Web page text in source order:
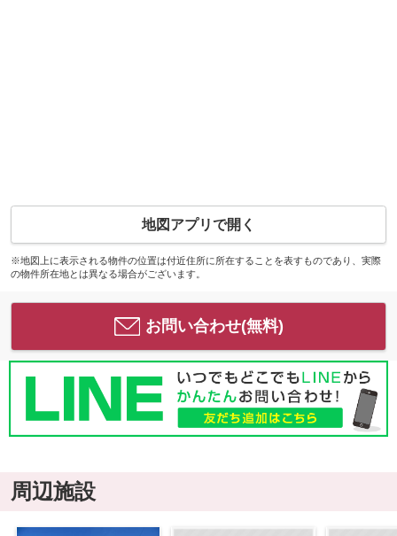
地図アプリで開く
※地図上に表示される物件の位置は付近住所に所在することを表すものであり、実際
の物件所在地とは異なる場合がございます。
お問い合わせ(無料)
周辺施設